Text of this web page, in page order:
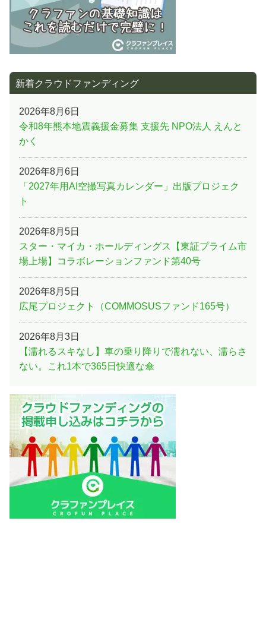
新着クラウドファンディング
2026年8月6日
令和8年熊本地震義援金募集 支援先 NPO法人 えんと
かく
2026年8月6日
「2027年用AI空撮写真カレンダー」出版プロジェク
ト
2026年8月5日
スター・マイカ・ホールディングス【東証プライム市
場上場】コラボレーションファンド第40号
2026年8月5日
広尾プロジェクト（COMMOSUSファンド165号）
2026年8月3日
【濡れるスキなし】車の乗り降りで濡れない、濡らさ
ない。これ1本で365日快適な傘